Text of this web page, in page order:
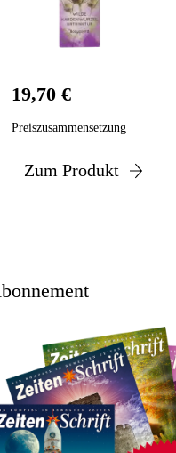
Zum Produkt
19,70 €
Preiszusammensetzung
Abonnement